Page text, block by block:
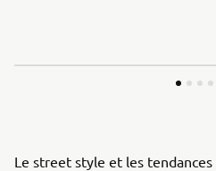
Le street style et les